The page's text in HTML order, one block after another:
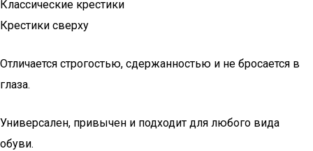
Классические крестики
Крестики сверху
Отличается строгостью, сдержанностью и не бросается в
глаза.
Универсален, привычен и подходит для любого вида
обуви.